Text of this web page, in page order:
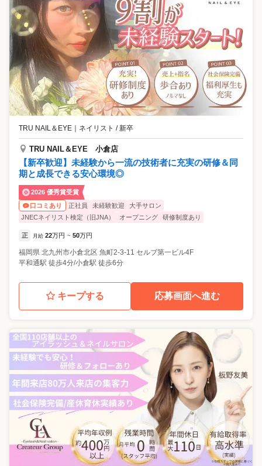
TRU NAIL＆EYE ネイリスト / 新卒
TRU NAIL＆EYE 小倉店
【新卒歓迎】未経験から一流の技術者に充実の研修＆同
期と成長できる安心環境◎
2026 優秀賞受賞
口コミあり
正社員 未経験歓迎
大手サロン
JNECネイリスト検定（旧JNA）
オープニング 研修制度あり
正 月給 22万円 ~ 50万円
福岡県 北九州市小倉北区 魚町2-3-11 セルブ第一ビル4F
平和通駅 徒歩4分/小倉駅 徒歩6分
キープする 応募画面へ進む